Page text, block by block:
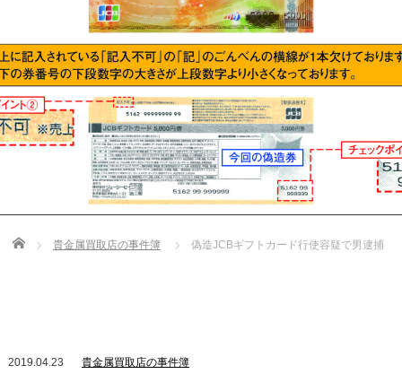
Home 貴金属買取店の事件簿 偽造JCBギフトカード行使容疑で男逮捕
2019.04.23
貴金属買取店の事件簿